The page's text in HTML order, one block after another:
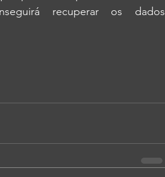
recuperar os dados